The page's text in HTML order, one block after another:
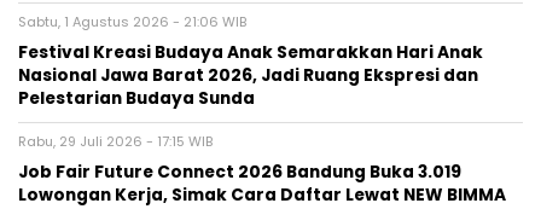
Sabtu, 1 Agustus 2026 - 21:06 WIB
Festival Kreasi Budaya Anak Semarakkan Hari Anak
Nasional Jawa Barat 2026, Jadi Ruang Ekspresi dan
Pelestarian Budaya Sunda
Rabu, 29 Juli 2026 - 17:15 WIB
Job Fair Future Connect 2026 Bandung Buka 3.019
Lowongan Kerja, Simak Cara Daftar Lewat NEW BIMMA